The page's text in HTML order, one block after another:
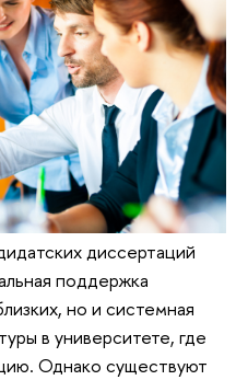
диссертаций
поддержка
но и системная
в университете, где
Однако существуют